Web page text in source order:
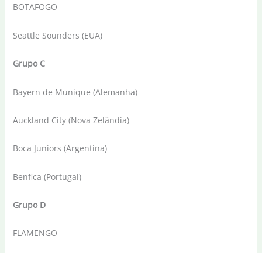
BOTAFOGO
Seattle Sounders (EUA)
Grupo C
Bayern de Munique (Alemanha)
Auckland City (Nova Zelândia)
Boca Juniors (Argentina)
Benfica (Portugal)
Grupo D
FLAMENGO